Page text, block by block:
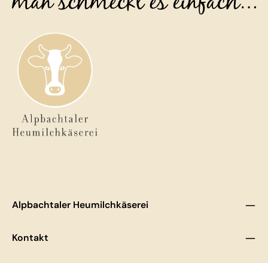
Alpbachtaler Heumilchkäserei
Kontakt